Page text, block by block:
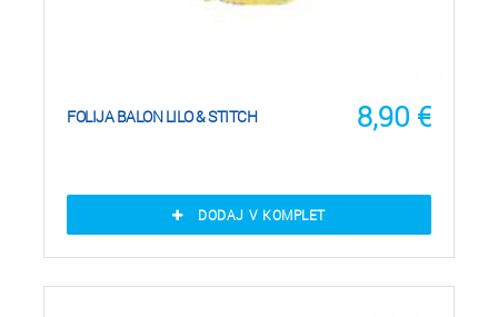
8,90 €
FOLIJA BALON LILO & STITCH
DODAJ V KOMPLET